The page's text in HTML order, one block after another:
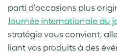
parti d’occasions plus
Journée internationale du
stratégie vous convient,
liant vos produits à des